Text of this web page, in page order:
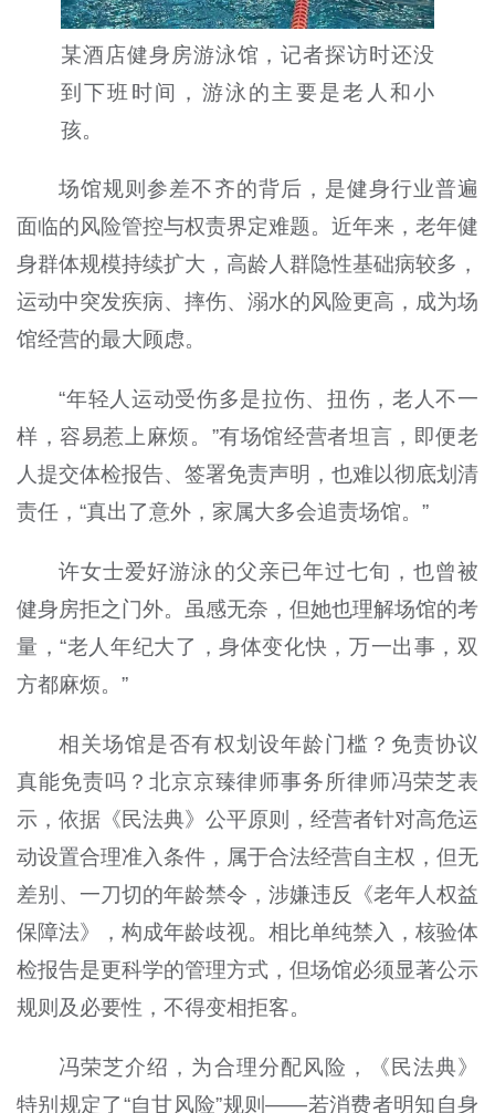
某酒店健身房游泳馆，记者探访时还没
到下班时间，游泳的主要是老人和小
孩。
场馆规则参差不齐的背后，是健身行业普遍
面临的风险管控与权责界定难题。近年来，老年健
身群体规模持续扩大，高龄人群隐性基础病较多，
运动中突发疾病、摔伤、溺水的风险更高，成为场
馆经营的最大顾虑。
“年轻人运动受伤多是拉伤、扭伤，老人不一
样，容易惹上麻烦。”有场馆经营者坦言，即便老
人提交体检报告、签署免责声明，也难以彻底划清
责任，“真出了意外，家属大多会追责场馆。”
许女士爱好游泳的父亲已年过七旬，也曾被
健身房拒之门外。虽感无奈，但她也理解场馆的考
量，“老人年纪大了，身体变化快，万一出事，双
方都麻烦。”
相关场馆是否有权划设年龄门槛？免责协议
真能免责吗？北京京臻律师事务所律师冯荣芝表
示，依据《民法典》公平原则，经营者针对高危运
动设置合理准入条件，属于合法经营自主权，但无
差别、一刀切的年龄禁令，涉嫌违反《老年人权益
保障法》，构成年龄歧视。相比单纯禁入，核验体
检报告是更科学的管理方式，但场馆必须显著公示
规则及必要性，不得变相拒客。
冯荣芝介绍，为合理分配风险，《民法典》
特别规定了“自甘风险”规则——若消费者明知自身